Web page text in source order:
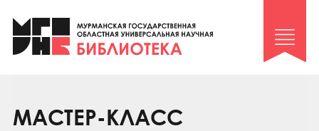
Клуб «Гиря и сельдерей»
Клуб «Семейный архив»
Коллегам
МАСТЕР-КЛАСС